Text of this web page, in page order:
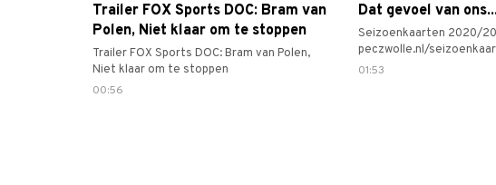
Trailer FOX Sports DOC: Bram van
Polen, Niet klaar om te stoppen
Trailer FOX Sports DOC: Bram van Polen,
Niet klaar om te stoppen
00:56
Dat gevoel van
Seizoenkaarten 2020/
peczwolle.nl/
#desespereertnimmer
01:53